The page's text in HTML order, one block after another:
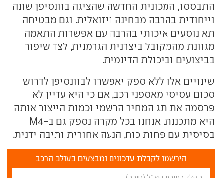
התבססו, המכונית החדשה שהציגה בוונסיפן שונה
וייחודית בהרבה מבחינה ויזואלית. וגם מבטיחה
תא נוסעים איכותי בהרבה עם אפשרות התאמה
מגוונת מהמקובל ביצרנית הגרמנית, לצד שיפור
בביצועים וביכולת הדינמית.
שינויים אלו ללא ספק יאפשרו לבוונסיפן לדרוש
סכום עסיסי מאספני רכב, אם כי היא עדיין לא
פרסמה את תג המחיר הרשמי וכמות הייצור אותה
היא מתכננת. אנחנו בכל מקרה נספק גם ב-M4
בסיסית עם פחות כוח, הנעה אחורית ותיבה ידנית.
הירשמו לקבלת עדכונים ומבצעים בעולם הרכב